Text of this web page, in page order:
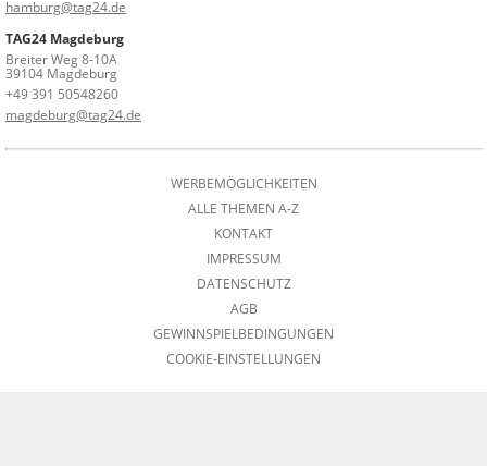
hamburg@tag24.de
TAG24 Magdeburg
Breiter Weg 8-10A
39104 Magdeburg
+49 391 50548260
magdeburg@tag24.de
WERBEMÖGLICHKEITEN
ALLE THEMEN A-Z
KONTAKT
IMPRESSUM
DATENSCHUTZ
AGB
GEWINNSPIELBEDINGUNGEN
COOKIE-EINSTELLUNGEN